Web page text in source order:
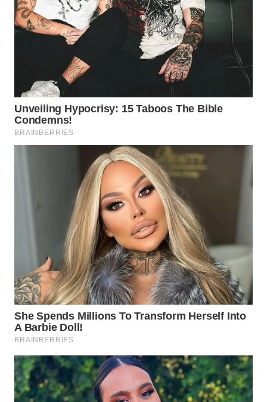
SURABAYA
WN
WN
BINTAN
WN
LABUANBAJO
WN
BORNEO
Wahana
Media
Group
NEWS
WAHANA